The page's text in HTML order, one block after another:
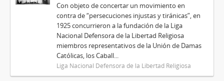
Con objeto de concertar un movimiento en
contra de “persecuciones injustas y tiránicas”, en
1925 concurrieron a la fundación de la Liga
Nacional Defensora de la Libertad Religiosa
miembros representativos de la Unión de Damas
Católicas, los Caball...
Liga Nacional Defensora de la Libertad Religiosa